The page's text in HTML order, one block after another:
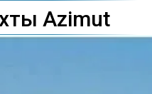
Azimut